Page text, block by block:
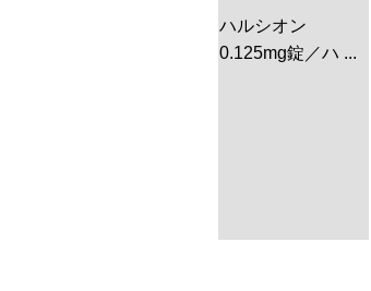
ハルシオン
0.125mg錠／ハ ...